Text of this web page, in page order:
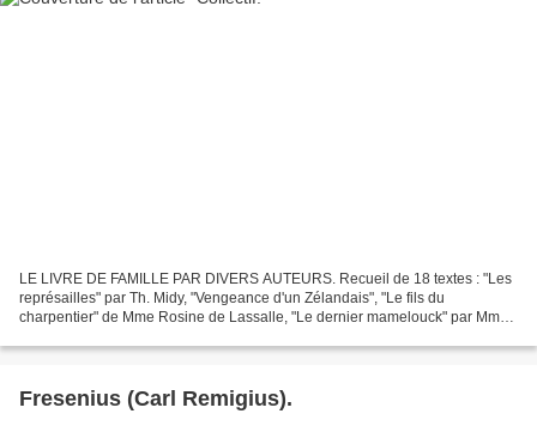
LE LIVRE DE FAMILLE PAR DIVERS AUTEURS. Recueil de 18 textes : "Les
représailles" par Th. Midy, "Vengeance d'un Zélandais", "Le fils du
charpentier" de Mme Rosine de Lassalle, "Le dernier mamelouck" par Mme
Fresenius (Carl Remigius).